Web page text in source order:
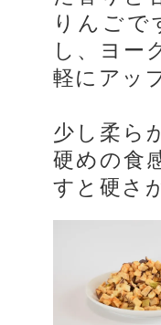
りんごで
し、ヨー
軽にアッ
少し柔ら
硬めの食
すと硬さ